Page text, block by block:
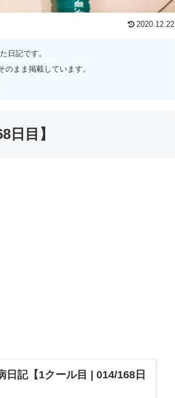
2020.12.22
日記です。
まま掲載しています。
日目】
日記【1クール目 | 014/168日